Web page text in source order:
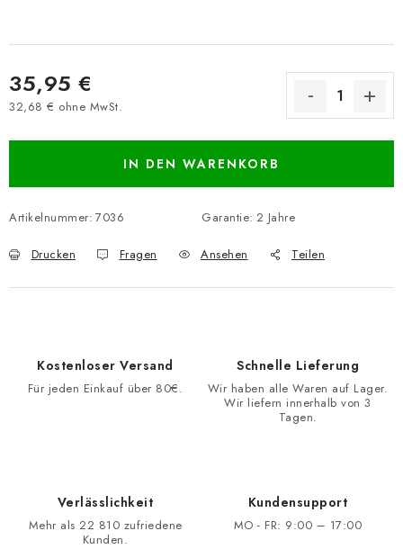
35,95 €
32,68 € ohne MwSt.
IN DEN WARENKORB
Artikelnummer: 7036 Garantie: 2 Jahre
Drucken Fragen Ansehen Teilen
Kostenloser Versand
Für jeden Einkauf über 80€.
Schnelle Lieferung
Wir haben alle Waren auf Lager.
Wir liefern innerhalb von 3
Tagen.
Verlässlichkeit
Mehr als 22 810 zufriedene
Kunden.
Kundensupport
MO - FR: 9:00 – 17:00